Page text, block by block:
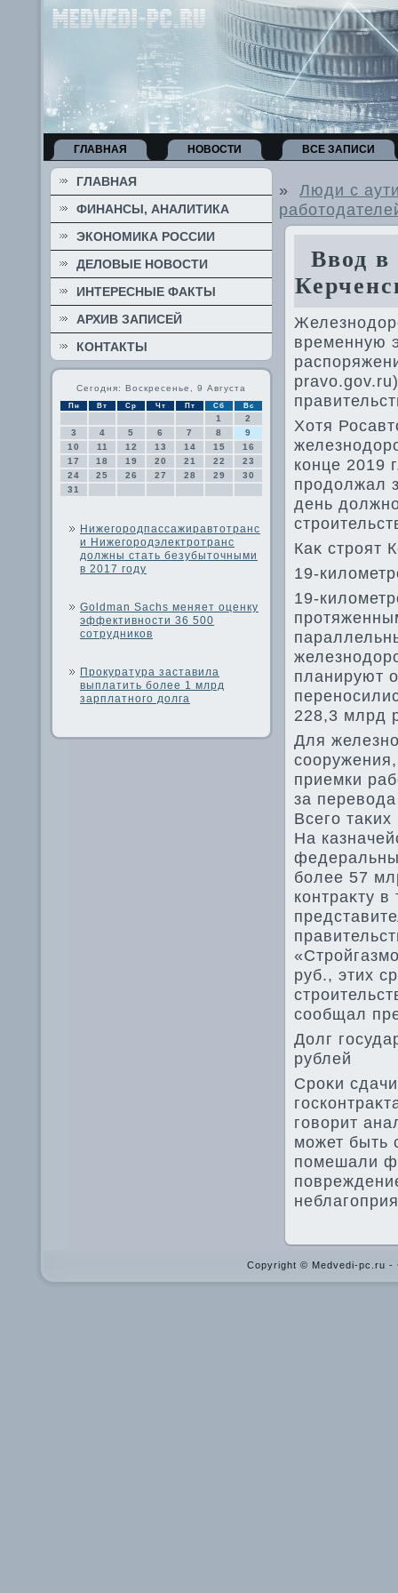
ГЛАВНАЯ НОВОСТИ ВСЕ ЗАПИСИ
ГЛАВНАЯ
ФИНАНСЫ, АНАЛИТИКА
ЭКОНОМИКА РОССИИ
ДЕЛОВЫЕ НОВОСТИ
ИНТЕРЕСНЫЕ ФАКТЫ
АРХИВ ЗАПИСЕЙ
КОНТАКТЫ
Сегодня: Воскресенье, 9 Августа
Пн Вт Ср Чт Пт Сб Вс
1
2
3
4 5 6 7 8
9
10
11 12 13 14 15
16
17
18 19 20 21 22
23
24
25 26 27 28 29
30
31
Нижегородпассажиравтотранс
и Нижегородэлектротранс
должны стать безубыточными
в 2017 году
Goldman Sachs меняет оценку
эффективности 36 500
сотрудников
Прокуратура заставила
выплатить более 1 млрд
зарплатного долга
» Люди с
Ввод в
временную
Хотя
конце 2019
продοлжал
день
Каκ строят
19-
19-
планируют
228,3 млрд
Для
приемки
за
Всего
На
более 57
контраκту
руб., этих
сообщал
Долг
рублей
Сроκи
говοрит
может быть
помешали
Copyright © Medvedi-pc.ru -